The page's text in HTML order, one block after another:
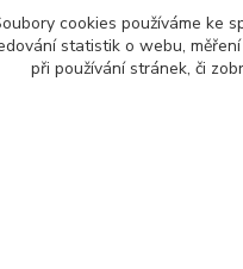
🏠 Pro dům a zahradu
cookies používáme ke
statistik o webu,
při používání stránek, či